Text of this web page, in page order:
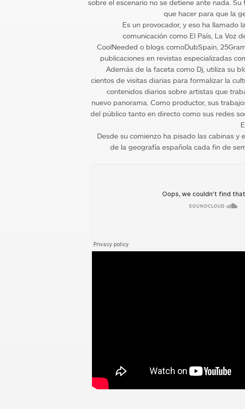
sobre el escenario no se detiene ante nada.
que hacer para que la
Es un provocador, y eso ha llamado
comunicación como El País, La Voz
CoolNeeded o blogs comoDubSpain,
publicaciones en revistas especializadas
Además de la faceta como Dj, utiliza su
cientos de visitas diarias para formalizar la
contenidos diarios sobre artistas que
nuevo panorama. Como productor, sus
del público tanto en directo como sus redes
Desde su comienzo ha pisado las cabinas y
de la geografía española cada fin de